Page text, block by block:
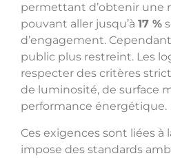
permettant d’obtenir une
pouvant aller jusqu’à 17 %
d’engagement.
public plus restreint. Les
respecter des critères
de luminosité, de surface
performance énergétique.
Ces exigences sont liées à
impose des standards